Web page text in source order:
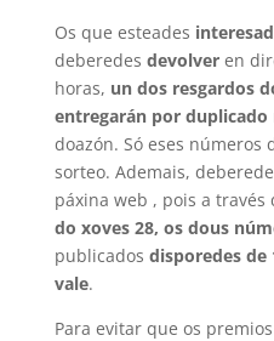
Os que esteades
deberedes devolveren
horas, un dos resgardos
entregarán por duplicado
doazón. Só eses números
sorteo. Ademais,
páxina web , pois a través
do xoves 28, os dous
publicados disporedes de
vale.
Para evitar que os